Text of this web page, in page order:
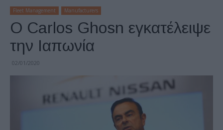
Fleet Management Manufacturers
Ο Carlos Ghosn εγκατέλειψε
την Ιαπωνία
02/01/2020